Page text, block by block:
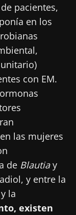
pacientes,
en los
con EM.
las mujeres
de Blautiay
y entre la
y la
existen
rápido!
para
el
que